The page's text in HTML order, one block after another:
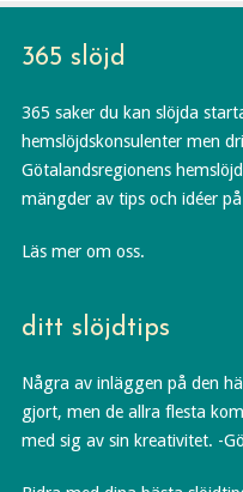
365 slöjd
365 saker du kan slöjda
hemslöjdskonsulenter men
Götalandsregionens
mängder av tips och idéer
Läs mer om oss.
ditt slöjdtips
Några av inläggen på den
gjort, men de allra flesta
med sig av sin kreativitet. -